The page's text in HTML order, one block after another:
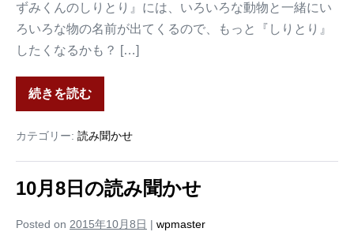
ずみくんのしりとり』には、いろいろな動物と一緒にい
ろいろな物の名前が出てくるので、もっと『しりとり』
したくなるかも？ […]
続きを読む
カテゴリー: 読み聞かせ
10月8日の読み聞かせ
Posted on 2015年10月8日 | wpmaster